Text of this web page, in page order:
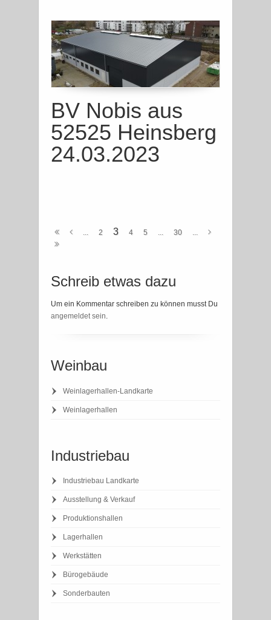
BV Nobis aus
52525 Heinsberg
24.03.2023
... 2 3 4 5 ... 30 ...
Schreib etwas dazu
Um ein Kommentar schreiben zu können musst Du
angemeldet sein.
Weinbau
Weinlagerhallen-Landkarte
Weinlagerhallen
Industriebau
Industriebau Landkarte
Ausstellung & Verkauf
Produktionshallen
Lagerhallen
Werkstätten
Bürogebäude
Sonderbauten